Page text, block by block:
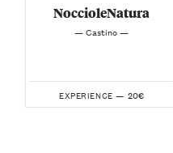
NoccioleNatura
— Castino —
EXPERIENCE — 20€